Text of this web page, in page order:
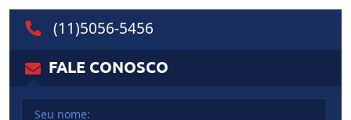
(11)5056-5456
FALE CONOSCO